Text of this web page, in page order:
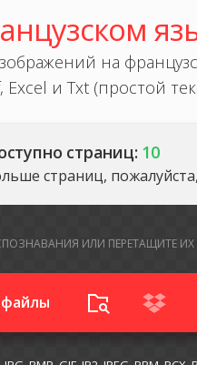
на
Excel и Txt (простой
страниц: 10
страниц, пожалуйста,
ИЛИ ПЕРЕТАЩИТЕ ИХ